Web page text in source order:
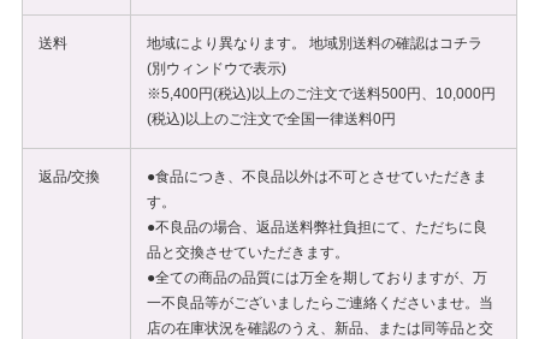
送料 地域により異なります。 地域別送料の確認はコチラ
(別ウィンドウで表示)
※5,400円(税込)以上のご注文で送料500円、10,000円
(税込)以上のご注文で全国一律送料0円
返品/交換
●食品につき、不良品以外は不可とさせていただきま
す。
●不良品の場合、返品送料弊社負担にて、ただちに良
品と交換させていただきます。
●全ての商品の品質には万全を期しておりますが、万
一不良品等がございましたらご連絡くださいませ。当
店の在庫状況を確認のうえ、新品、または同等品と交